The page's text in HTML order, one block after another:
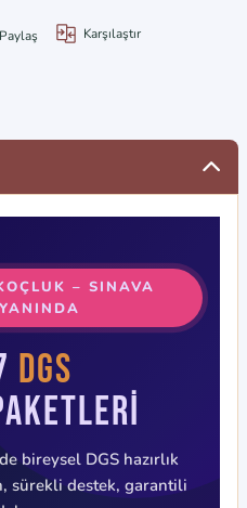
Paylaş Karşılaştır
– SINAVA
DGS
bireysel DGS hazırlık
sürekli destek, garantili